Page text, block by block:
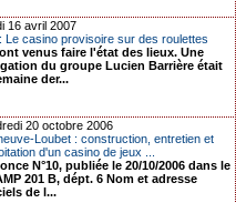
16 avril 2007
Le casino provisoire sur des roulettes
venus faire l'état des lieux. Une
du groupe Lucien Barrière était
der...
20 octobre 2006
Loubet : construction, entretien et
d'un casino de jeux ...
N°10, publiée le 20/10/2006 dans le
201 B, dépt. 6 Nom et adresse
de l...